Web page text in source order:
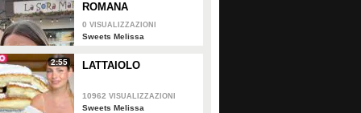
a 175°C per 25/30 minuti circa.
ROMANA
0 VISUALIZZAZIONI
Sweets Melissa
2:55 LATTAIOLO
10962 VISUALIZZAZIONI
Sweets Melissa